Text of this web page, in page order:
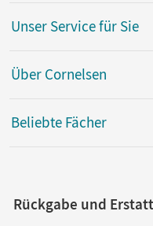
Unser Service für Sie
Über Cornelsen
Beliebte Fächer
Rückgabe und